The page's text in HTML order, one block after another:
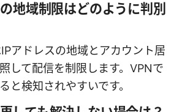
地域制限はどのように判別
アドレスの地域とアカウント居
して配信を制限します。VPNで
と検知されやすいです。